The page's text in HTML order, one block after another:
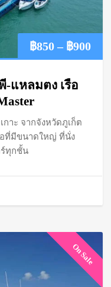
฿850 – ฿900Price
-แหลมตง เรือ
กาะ จากจังหวัดภูเก็ต
อที่มีขนาดใหญ่ ที่นั่ง
ทุกชั้น
On Sale